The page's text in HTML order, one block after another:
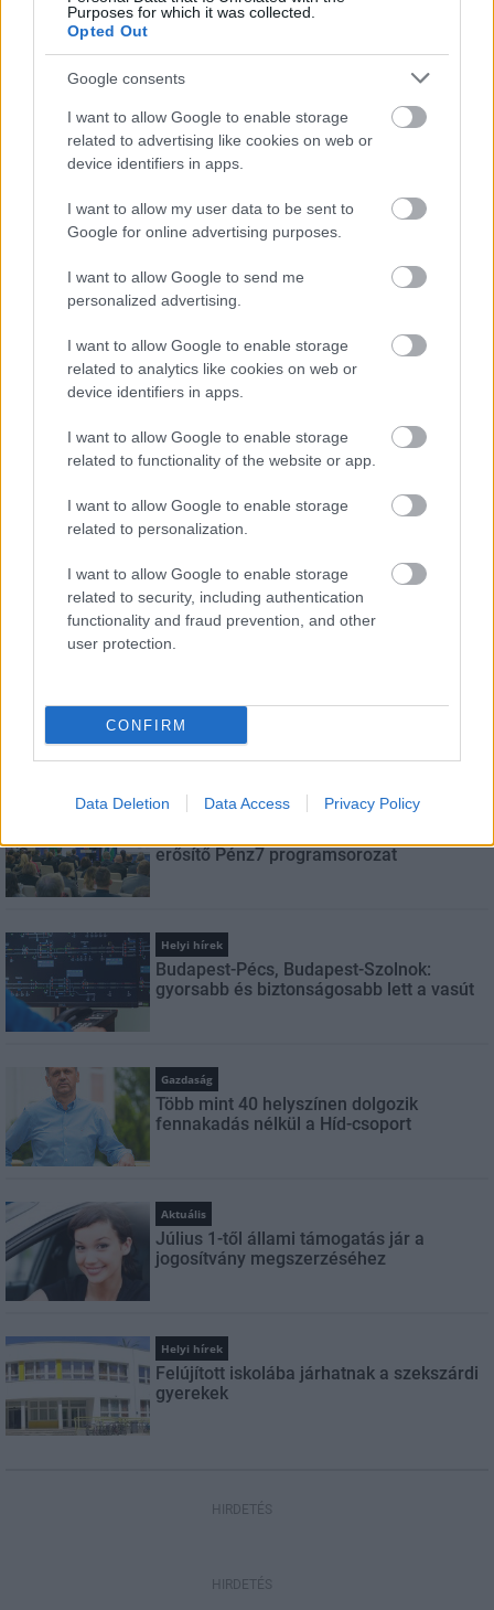
Purposes for which it was collected.
Opted Out
Google consents
I want to allow Google to enable storage
related to advertising like cookies on web or
device identifiers in apps.
I want to allow my user data to be sent to
Google for online advertising purposes.
I want to allow Google to send me
personalized advertising.
I want to allow Google to enable storage
related to analytics like cookies on web or
device identifiers in apps.
I want to allow Google to enable storage
related to functionality of the website or app.
I want to allow Google to enable storage
related to personalization.
I want to allow Google to enable storage
related to security, including authentication
functionality and fraud prevention, and other
user protection.
CONFIRM
Data Deletion Data Access Privacy Policy
Hódmezővásárhely jó hírű református
iskoláját
Látványos építési szakasz indult be a
Flórián téri felüljárón
HÍRLEVÉL
E-mail cím
Feliratkozom a hírlevélre és elfogadom az
szabályzatot!
LEGNÉZETTEBB
Aktuális
erősítő Pénz7 programsorozat
Helyi hírek
Budapest-Pécs, Budapest-Szolnok:
gyorsabb és biztonságosabb lett a vasút
Gazdaság
Több mint 40 helyszínen dolgozik
fennakadás nélkül a Híd-csoport
Aktuális
Július 1-től állami támogatás jár a
jogosítvány megszerzéséhez
Helyi hírek
Felújított iskolába járhatnak a szekszárdi
gyerekek
HIRDETÉS
HIRDETÉS